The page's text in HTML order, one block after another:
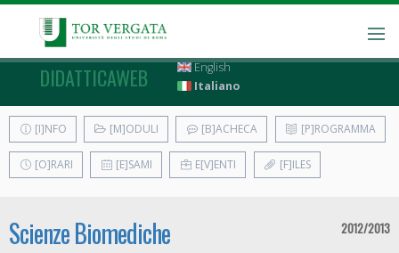
DIDATTICAWEB
English
Italiano
[I]NFO [M]ODULI [B]ACHECA [P]ROGRAMMA
[O]RARI [E]SAMI E[V]ENTI [F]ILES
Scienze Biomediche 2012/2013